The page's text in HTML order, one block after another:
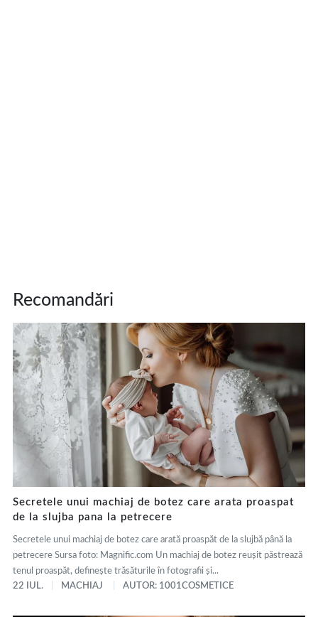
Recomandări
Secretele unui machiaj de botez care arata proaspat
de la slujba pana la petrecere
Secretele unui machiaj de botez care arată proaspăt de la slujbă până la
petrecere Sursa foto: Magnific.com Un machiaj de botez reușit păstrează
tenul proaspăt, definește trăsăturile în fotografii și...
22 IUL.
MACHIAJ AUTOR: 1001COSMETICE